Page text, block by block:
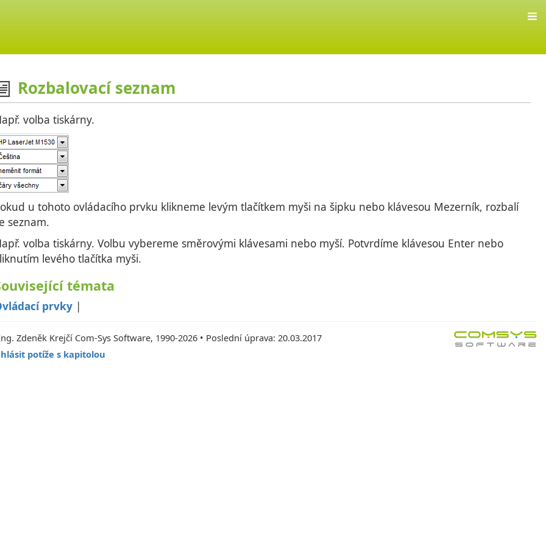
Rozbalovací seznam
volba tiskárny.
u tohoto ovládacího prvku klikneme levým tlačítkem myši na šipku nebo klávesou Mezerník, rozbalí
seznam.
volba tiskárny. Volbu vybereme směrovými klávesami nebo myší. Potvrdíme klávesou Enter nebo
levého tlačítka myši.
témata
prvky |
Zdeněk Krejčí Com-Sys Software, 1990-2026 • Poslední úprava: 20.03.2017
potíže s kapitolou